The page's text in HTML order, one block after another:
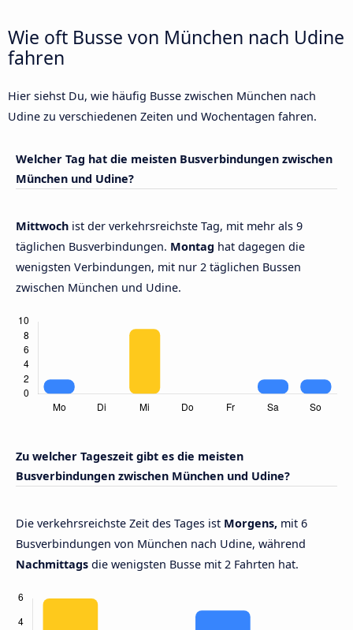
Wie oft Busse von München nach Udine
fahren
Hier siehst Du, wie häufig Busse zwischen München nach
Udine zu verschiedenen Zeiten und Wochentagen fahren.
Welcher Tag hat die meisten Busverbindungen zwischen
München und Udine?
Mittwoch ist der verkehrsreichste Tag, mit mehr als 9
täglichen Busverbindungen. Montag hat dagegen die
wenigsten Verbindungen, mit nur 2 täglichen Bussen
zwischen München und Udine.
Zu welcher Tageszeit gibt es die meisten
Busverbindungen zwischen München und Udine?
Die verkehrsreichste Zeit des Tages ist Morgens, mit 6
Busverbindungen von München nach Udine, während
Nachmittags die wenigsten Busse mit 2 Fahrten hat.